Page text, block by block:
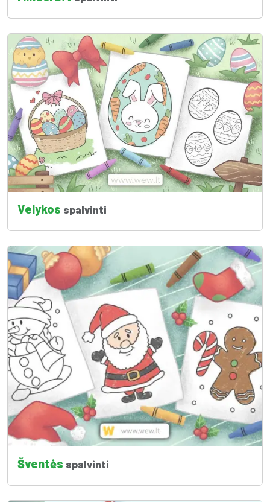
Velykos spalvinti
Šventės spalvinti